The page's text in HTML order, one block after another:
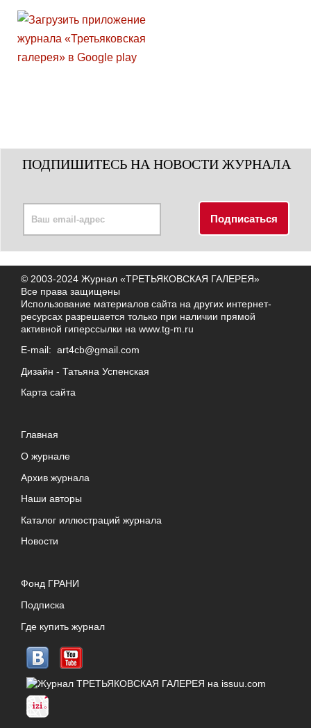
ПОДПИШИТЕСЬ НА НОВОСТИ ЖУРНАЛА
© 2003-2024 Журнал «ТРЕТЬЯКОВСКАЯ ГАЛЕРЕЯ»
Все права защищены
Использование материалов сайта на других интернет-
ресурсах разрешается только при наличии прямой
активной гиперссылки на www.tg-m.ru
E-mail: art4cb@gmail.com
Дизайн - Татьяна Успенская
Карта сайта
Главная
О журнале
Архив журнала
Наши авторы
Каталог иллюстраций журнала
Новости
Фонд ГРАНИ
Подписка
Где купить журнал